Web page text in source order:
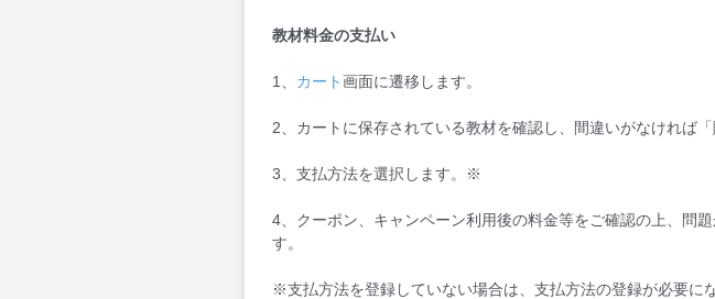
教材料金の支払い
1、 カート画面に遷移します。
2、カートに保存されている教材を確認し、間違いがなければ
3、支払方法を選択します。※
4、クーポン、キャンペーン利用後の料金等をご確認の上、問
す。
※支払方法を登録していない場合は、支払方法の登録が必要に